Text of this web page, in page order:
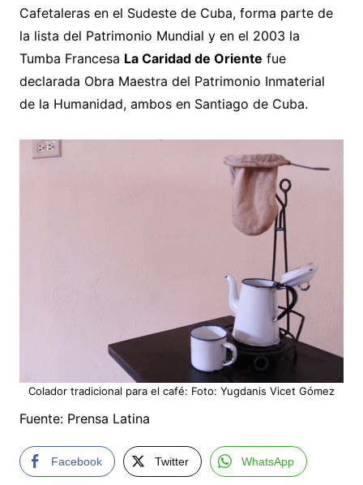
Cafetaleras en el Sudeste de Cuba, forma parte de
la lista del Patrimonio Mundial y en el 2003 la
Tumba Francesa La Caridad de Oriente fue
declarada Obra Maestra del Patrimonio Inmaterial
de la Humanidad, ambos en Santiago de Cuba.
Colador tradicional para el café: Foto: Yugdanis Vicet Gómez
Fuente: Prensa Latina
Facebook Twitter WhatsApp